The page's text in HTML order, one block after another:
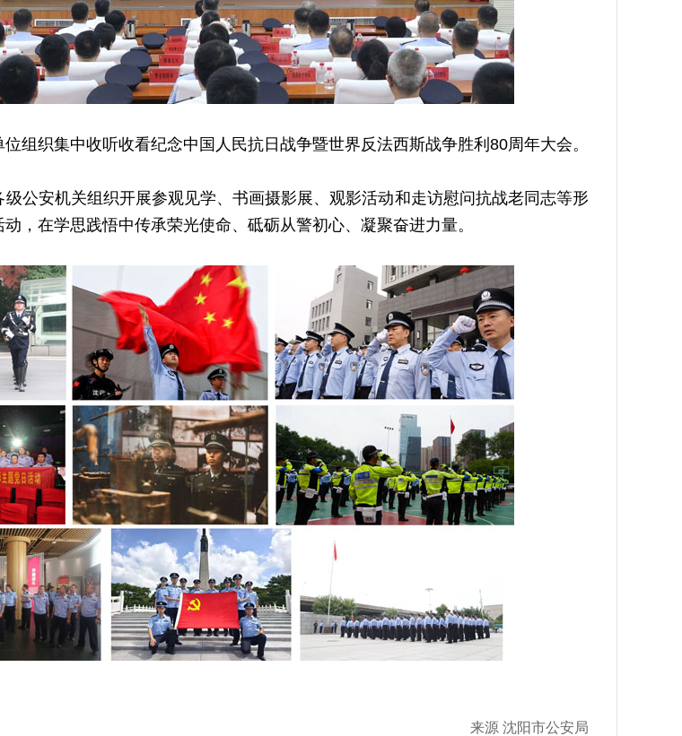
织集中收听收看纪念中国人民抗日战争暨世界反法西斯战争胜利80周年大会。
安机关组织开展参观见学、书画摄影展、观影活动和走访慰问抗战老同志等形
，在学思践悟中传承荣光使命、砥砺从警初心、凝聚奋进力量。
来源 沈阳市公安局